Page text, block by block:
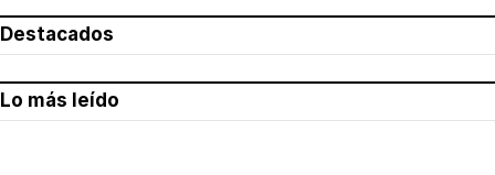
Destacados
Lo más leído